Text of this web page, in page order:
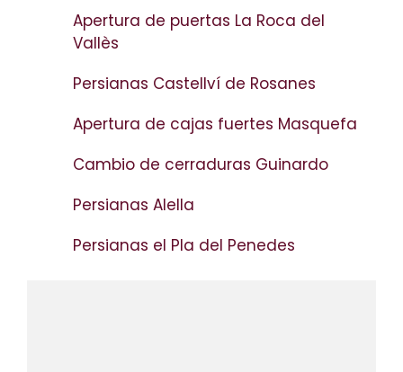
Apertura de puertas La Roca del
Vallès
Persianas Castellví de Rosanes
Apertura de cajas fuertes Masquefa
Cambio de cerraduras Guinardo
Persianas Alella
Persianas el Pla del Penedes